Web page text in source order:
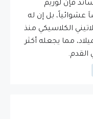
فإن لوريم
بل إن له
الكلاسيكي منذ
الميلاد، مما يجعله أكثر